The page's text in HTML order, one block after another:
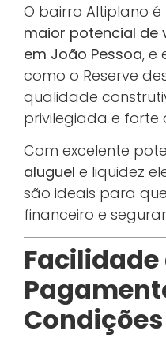
O bairro Altiplano
maior potencial de
em João Pessoa, e
como o Reserve
qualidade
privilegiada e forte
Com excelente
aluguel e liquidez
são ideais para
financeiro e
Facilidade